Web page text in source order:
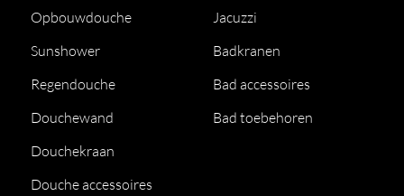
Opbouwdouche
Sunshower
Regendouche
Douchewand
Douchekraan
Douche accessoires
Jacuzzi
Badkranen
Bad accessoires
Bad toebehoren